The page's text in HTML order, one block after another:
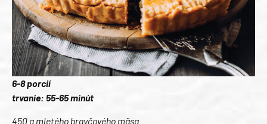
6-8 porcií
trvanie: 55-65 minút
450 g mletého bravčového mäsa